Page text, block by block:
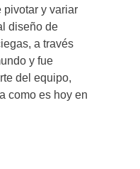
pivotar y variar
diseño de
a través
y fue
del equipo,
como es hoy en